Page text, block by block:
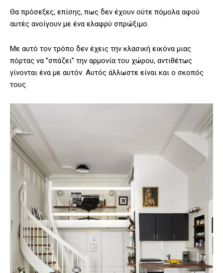
Θα πρόσεξες, επίσης, πως δεν έχουν ούτε πόμολα αφού
αυτές ανοίγουν με ένα ελαφρύ σπρώξιμο.
Με αυτό τον τρόπο δεν έχεις την κλασική εικόνα μιας
πόρτας να ”σπάζει” την αρμονία του χώρου, αντιθέτως
γίνονται ένα με αυτόν. Αυτός άλλωστε είναι και ο σκοπός
τους.